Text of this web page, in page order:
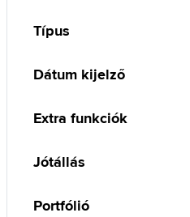
Típus
Dátum kijelző
Extra funkciók
Jótállás
Portfólió